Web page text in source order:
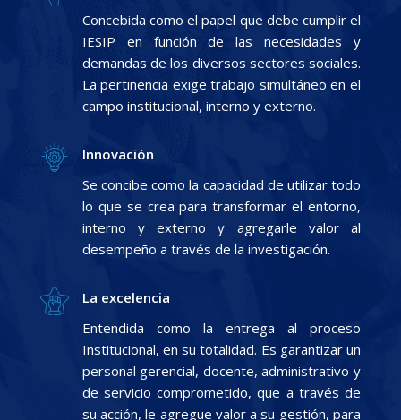
Concebida como el papel que debe cumplir el
IESIP en función de las necesidades y
demandas de los diversos sectores sociales.
La pertinencia exige trabajo simultáneo en el
campo institucional, interno y externo.
Innovación
Se concibe como la capacidad de utilizar todo
lo que se crea para transformar el entorno,
interno y externo y agregarle valor al
desempeño a través de la investigación.
La excelencia
Entendida como la entrega al proceso
Institucional, en su totalidad. Es garantizar un
personal gerencial, docente, administrativo y
de servicio comprometido, que a través de
su acción, le agregue valor a su gestión, para